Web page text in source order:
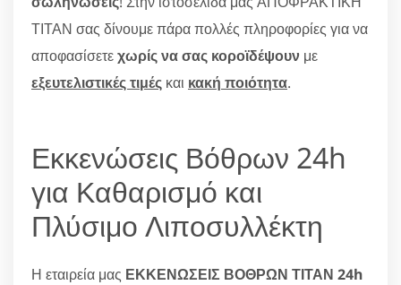
ΤΙΤΑΝ σας δίνουμε πάρα πολλές πληροφορίες για να
αποφασίσετεχωρίς να σας κοροϊδέψουν με
εξευτελιστικές τιμές και κακή ποιότητα.
Εκκενώσεις Βόθρων 24h
για Καθαρισμό και
Πλύσιμο Λιποσυλλέκτη
Η εταιρεία μας ΕΚΚΕΝΩΣΕΙΣ ΒΟΘΡΩΝ ΤΙΤΑΝ 24h